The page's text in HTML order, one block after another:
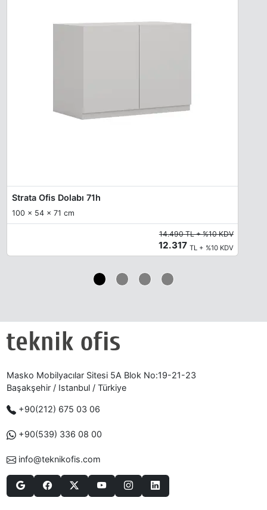
Strata Ofis Dolabı 71h
100 x 54 x 71 cm
14.490 TL + %10 KDV
12.317 TL + %10 KDV
Masko Mobilyacılar Sitesi 5A Blok No:19-21-23
Başakşehir / Istanbul / Türkiye
+90(212) 675 03 06
+90(539) 336 08 00
info@teknikofis.com